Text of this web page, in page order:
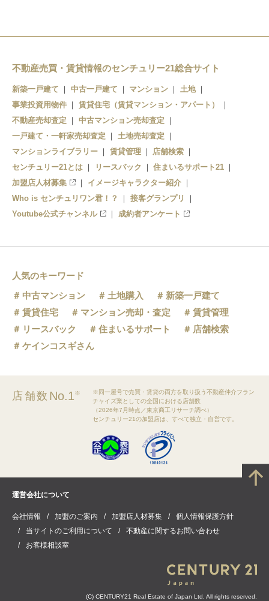
焼石駅
下呂駅
禅昌寺駅
飛騨萩原駅
上呂駅
飛騨宮田駅
飛騨小坂駅
不動産売買・賃貸情報のセンチュリー21総合サイト
新築一戸建て 中古一戸建て マンション
土地
事業投資用物件
賃貸住宅（賃貸マンション・アパート）
不動産売却査定
中古マンション売却査定
一戸建て・一軒家売却査定
土地売却査定
マンションライブラリー
賃貸管理
店舗検索
センチュリー21とは
リースバック
住まいるサポート21
加盟店人材募集
イメージキャラクター紹介
Who is センチュリワン君！？
接客グランプリ
Youtube公式チャンネル
成約者アンケート
人気のキーワード
中古マンション
土地購入
新築一戸建て
賃貸住宅
マンション売却・査定
賃貸管理
リースバック
住まいるサポート
店舗検索
ケインコスギさん
店舗数 No.1※
※同一屋号で売買・賃貸の両方を取り扱う不動産仲介フラン
チャイズ業としての全国における店舗数
（2026年7月時点／東京商工リサーチ調べ）
センチュリー21の加盟店は、すべて独立・自営です。
運営会社について
会社情報 加盟のご案内 加盟店人材募集
個人情報保護方針
当サイトのご利用について
不動産に関するお問い合わせ
お客様相談室
(C) CENTURY21 Real Estate of Japan Ltd. All rights reserved.